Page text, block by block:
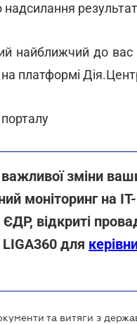
найближчий до вас
платформі
зміни
моніторинг на
відкриті
для